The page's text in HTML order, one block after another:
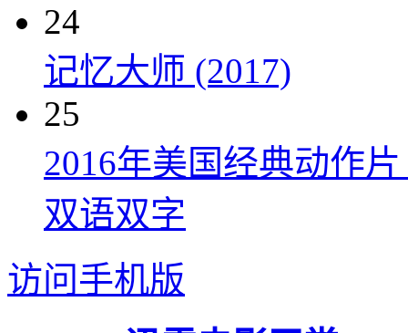
24
记忆大师 (2017)
25
2016年美国经典动作
双语双字
访问手机版